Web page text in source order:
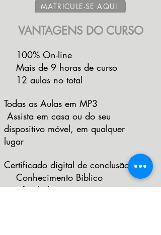
MATRICULE-SE AQUI
VANTAGENS DO CURSO
100% On-line
Mais de 9 horas de curso
12 aulas no total
Todas as Aulas em MP3
Assista em casa ou do seu
dispositivo móvel, em qualquer
lugar
Certificado digital de conclusão
Conhecimento Bíblico
aprofundado